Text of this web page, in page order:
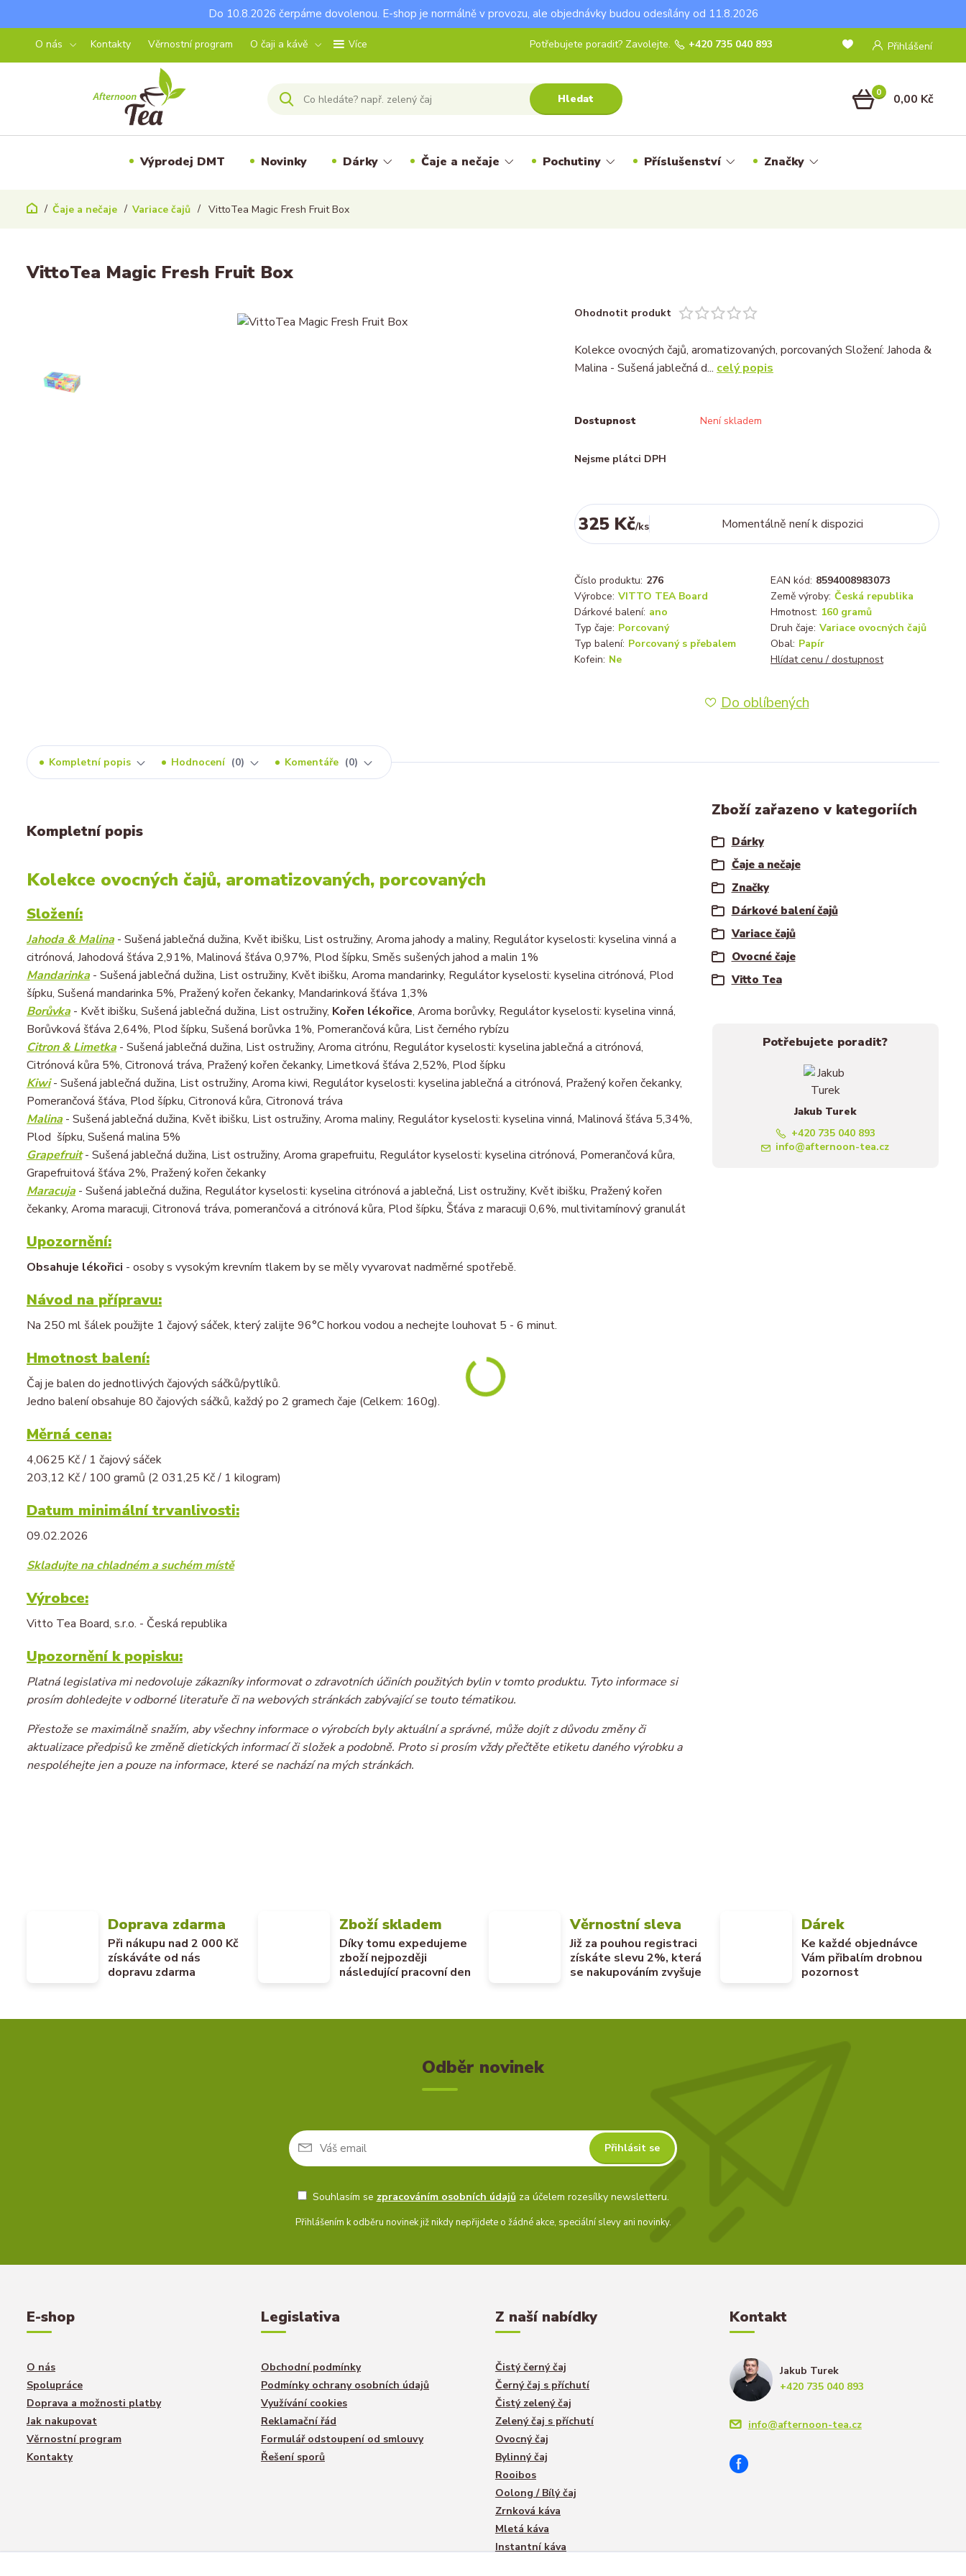
Do 10.8.2026 čerpáme dovolenou. E-shop je normálně v provozu, ale objednávky budou odesílány od 11.8.2026
O nás Kontakty Věrnostní program O čaji a kávě Více Přihlášení
Hledat
Potřebujete poradit? Zavolejte. +420 735 040 893
0 0,00 Kč
Výprodej DMT Novinky Dárky Čaje a nečaje Pochutiny Příslušenství Značky
Čaje a nečaje Variace čajů VittoTea Magic Fresh Fruit Box
VittoTea Magic Fresh Fruit Box
Ohodnotit produkt
Kolekce ovocných čajů, aromatizovaných, porcovaných Složení: Jahoda &
Malina - Sušená jablečná d... celý popis
Dostupnost Není skladem
Nejsme plátci DPH
325 Kč/ks Momentálně není k dispozici
Číslo produktu: 276 EAN kód: 8594008983073
Výrobce: VITTO TEA Board Země výroby: Česká republika
Dárkové balení: ano Hmotnost: 160 gramů
Typ čaje: Porcovaný Druh čaje: Variace ovocných čajů
Typ balení: Porcovaný s přebalem Obal: Papír
Kofein: Ne Hlídat cenu / dostupnost
Do oblíbených
Kompletní popis Hodnocení 0 Komentáře 0
Kompletní popis
Kolekce ovocných čajů, aromatizovaných, porcovaných
Složení:
Jahoda & Malina - Sušená jablečná dužina, Květ ibišku, List ostružiny, Aroma jahody a maliny, Regulátor kyselosti: kyselina vinná a
citrónová, Jahodová šťáva 2,91%, Malinová šťáva 0,97%, Plod šípku, Směs sušených jahod a malin 1%
Mandarinka - Sušená jablečná dužina, List ostružiny, Květ ibišku, Aroma mandarinky, Regulátor kyselosti: kyselina citrónová, Plod
šípku, Sušená mandarinka 5%, Pražený kořen čekanky, Mandarinková šťáva 1,3%
Borůvka - Květ ibišku, Sušená jablečná dužina, List ostružiny, Kořen lékořice, Aroma borůvky, Regulátor kyselosti: kyselina vinná,
Borůvková šťáva 2,64%, Plod šípku, Sušená borůvka 1%, Pomerančová kůra, List černého rybízu
Citron & Limetka - Sušená jablečná dužina, List ostružiny, Aroma citrónu, Regulátor kyselosti: kyselina jablečná a citrónová,
Citrónová kůra 5%, Citronová tráva, Pražený kořen čekanky, Limetková šťáva 2,52%, Plod šípku
Kiwi- Sušená jablečná dužina, List ostružiny, Aroma kiwi, Regulátor kyselosti: kyselina jablečná a citrónová, Pražený kořen čekanky,
Pomerančová šťáva, Plod šípku, Citronová kůra, Citronová tráva
Malina - Sušená jablečná dužina, Květ ibišku, List ostružiny, Aroma maliny, Regulátor kyselosti: kyselina vinná, Malinová šťáva 5,34%,
Plod šípku, Sušená malina 5%
Grapefruit- Sušená jablečná dužina, List ostružiny, Aroma grapefruitu, Regulátor kyselosti: kyselina citrónová, Pomerančová kůra,
Grapefruitová šťáva 2%, Pražený kořen čekanky
Maracuja - Sušená jablečná dužina, Regulátor kyselosti: kyselina citrónová a jablečná, List ostružiny, Květ ibišku, Pražený kořen
čekanky, Aroma maracuji, Citronová tráva, pomerančová a citrónová kůra, Plod šípku, Šťáva z maracuji 0,6%, multivitamínový granulát
Upozornění:
Obsahuje lékořici - osoby s vysokým krevním tlakem by se měly vyvarovat nadměrné spotřebě.
Návod na přípravu:
Na 250 ml šálek použijte 1 čajový sáček, který zalijte 96°C horkou vodou a nechejte louhovat 5 - 6 minut.
Hmotnost balení:
Čaj je balen do jednotlivých čajových sáčků/pytlíků.
Jedno balení obsahuje 80 čajových sáčků, každý po 2 gramech čaje (Celkem: 160g).
Měrná cena:
4,0625 Kč / 1 čajový sáček
203,12 Kč / 100 gramů (2 031,25 Kč / 1 kilogram)
Datum minimální trvanlivosti:
09.02.2026
Skladujte na chladném a suchém místě
Výrobce:
Vitto Tea Board, s.r.o. - Česká republika
Upozornění k popisku:
Platná legislativa mi nedovoluje zákazníky informovat o zdravotních účiních použitých bylin v tomto produktu. Tyto informace si
prosím dohledejte v odborné literatuře či na webových stránkách zabývající se touto tématikou.
Přestože se maximálně snažím, aby všechny informace o výrobcích byly aktuální a správné, může dojít z důvodu změny či
aktualizace předpisů ke změně dietických informací či složek a podobně. Proto si prosím vždy přečtěte etiketu daného výrobku a
nespoléhejte jen a pouze na informace, které se nachází na mých stránkách.
Zboží zařazeno v kategoriích
Dárky
Čaje a nečaje
Značky
Dárkové balení čajů
Variace čajů
Ovocné čaje
Vitto Tea
Potřebujete poradit?
Jakub Turek
+420 735 040 893
info@afternoon-tea.cz
Doprava zdarma
Při nákupu nad 2 000 Kč
získáváte od nás
dopravu zdarma
Zboží skladem
Díky tomu expedujeme
zboží nejpozději
následující pracovní den
Věrnostní sleva
Již za pouhou registraci
získáte slevu 2%, která
se nakupováním zvyšuje
Dárek
Ke každé objednávce
Vám přibalím drobnou
pozornost
Odběr novinek
Přihlásit se
Souhlasím se zpracováním osobních údajůza účelem rozesílky newsletteru.
Přihlášením k odběru novinek již nikdy nepřijdete o žádné akce, speciální slevy ani novinky.
E-shop
O nás
Spolupráce
Doprava a možnosti platby
Jak nakupovat
Věrnostní program
Kontakty
Legislativa
Obchodní podmínky
Podmínky ochrany osobních údajů
Využívání cookies
Reklamační řád
Formulář odstoupení od smlouvy
Řešení sporů
Z naší nabídky
Čistý černý čaj
Černý čaj s příchutí
Čistý zelený čaj
Zelený čaj s příchutí
Ovocný čaj
Bylinný čaj
Rooibos
Oolong / Bílý čaj
Zrnková káva
Mletá káva
Instantní káva
Kontakt
Jakub Turek
+420 735 040 893
info@afternoon-tea.cz